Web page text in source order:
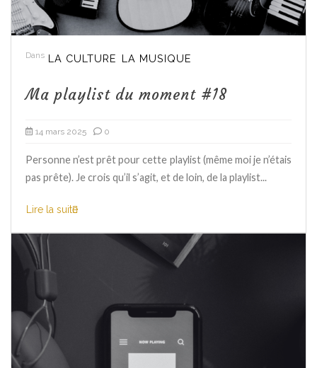
Dans LA CULTURE LA MUSIQUE
Ma playlist du moment #18
14 mars 2025 0
Personne n’est prêt pour cette playlist (même moi je n’étais
pas prête). Je crois qu’il s’agit, et de loin, de la playlist...
Lire la suite